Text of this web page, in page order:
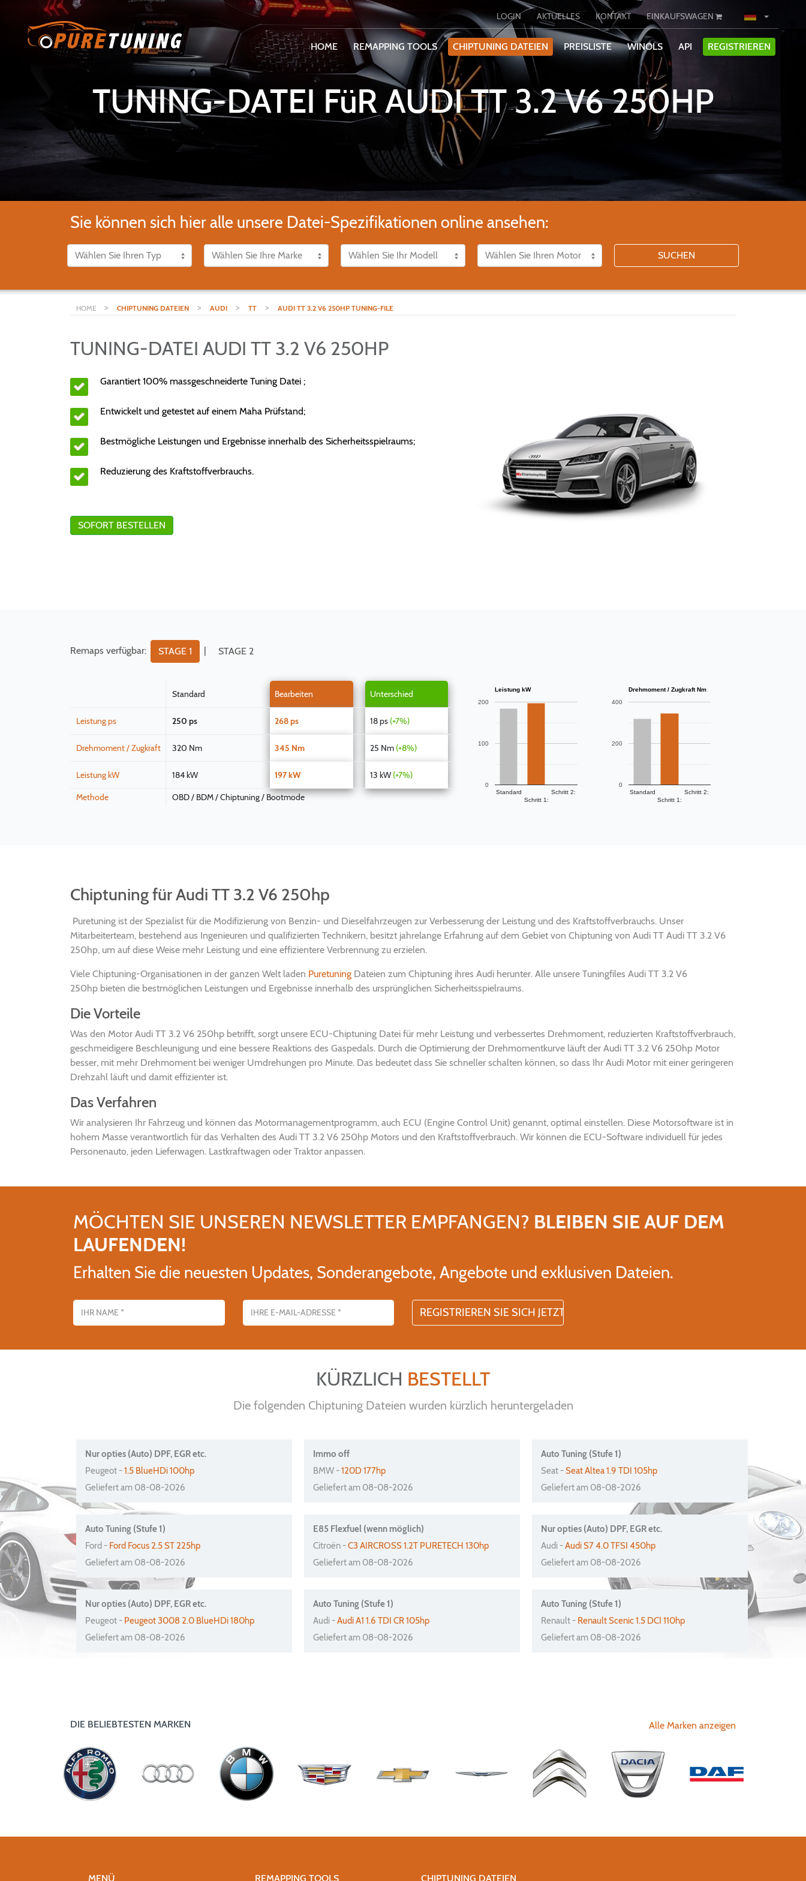
LOGIN AKTUELLES KONTAKT EINKAUFSWAGEN
HOME REMAPPING TOOLS CHIPTUNING DATEIEN PREISLISTE WINOLS API REGISTRIEREN
TUNING-DATEI FüR AUDI TT 3.2 V6 250HP
Sie können sich hier alle unsere Datei-Spezifikationen online ansehen:
SUCHEN
HOME > CHIPTUNING DATEIEN > AUDI > TT > AUDI TT 3.2 V6 250HP TUNING-FILE
TUNING-DATEI AUDI TT 3.2 V6 250HP
Garantiert 100% massgeschneiderte Tuning Datei ;
Entwickelt und getestet auf einem Maha Prüfstand;
Bestmögliche Leistungen und Ergebnisse innerhalb des Sicherheitsspielraums;
Reduzierung des Kraftstoffverbrauchs.
SOFORT BESTELLEN
Remaps verfügbar: STAGE 1 | STAGE 2
Standard Bearbeiten Unterschied
Leistung ps 250 ps 268 ps 18 ps (+7%)
Drehmoment / Zugkraft 320 Nm 345 Nm 25 Nm (+8%)
Leistung kW 184 kW 197 kW 13 kW (+7%)
Methode OBD / BDM / Chiptuning / Bootmode
Leistung kW
Standard
Schritt 1:
Schritt 2:
0
100
200
Drehmoment / Zugkraft Nm
Standard
Schritt 1:
Schritt 2:
0
200
400
Chiptuning für Audi TT 3.2 V6 250hp
Puretuning ist der Spezialist für die Modifizierung von Benzin- und Dieselfahrzeugen zur Verbesserung der Leistung und des Kraftstoffverbrauchs. Unser
Mitarbeiterteam, bestehend aus Ingenieuren und qualifizierten Technikern, besitzt jahrelange Erfahrung auf dem Gebiet von Chiptuning von Audi TT Audi TT 3.2 V6
250hp, um auf diese Weise mehr Leistung und eine effizientere Verbrennung zu erzielen.
Viele Chiptuning-Organisationen in der ganzen Welt laden Puretuning Dateien zum Chiptuning ihres Audi herunter. Alle unsere Tuningfiles Audi TT 3.2 V6
250hp bieten die bestmöglichen Leistungen und Ergebnisse innerhalb des ursprünglichen Sicherheitsspielraums.
Die Vorteile
Was den Motor Audi TT 3.2 V6 250hp betrifft, sorgt unsere ECU-Chiptuning Datei für mehr Leistung und verbessertes Drehmoment, reduzierten Kraftstoffverbrauch,
geschmeidigere Beschleunigung und eine bessere Reaktions des Gaspedals. Durch die Optimierung der Drehmomentkurve läuft der Audi TT 3.2 V6 250hp Motor
besser, mit mehr Drehmoment bei weniger Umdrehungen pro Minute. Das bedeutet dass Sie schneller schalten können, so dass Ihr Audi Motor mit einer geringeren
Drehzahl läuft und damit effizienter ist.
Das Verfahren
Wir analysieren Ihr Fahrzeug und können das Motormanagementprogramm, auch ECU (Engine Control Unit) genannt, optimal einstellen. Diese Motorsoftware ist in
hohem Masse verantwortlich für das Verhalten des Audi TT 3.2 V6 250hp Motors und den Kraftstoffverbrauch. Wir können die ECU-Software individuell für jedes
Personenauto, jeden Lieferwagen. Lastkraftwagen oder Traktor anpassen.
MÖCHTEN SIE UNSEREN NEWSLETTER EMPFANGEN? BLEIBEN SIE AUF DEM
LAUFENDEN!
Erhalten Sie die neuesten Updates, Sonderangebote, Angebote und exklusiven Dateien.
KÜRZLICH BESTELLT
Die folgenden Chiptuning Dateien wurden kürzlich heruntergeladen
Nur opties (Auto) DPF, EGR etc.
Peugeot -1.5 BlueHDi 100hp
Geliefert am 08-08-2026
Immo off
BMW -120D 177hp
Geliefert am 08-08-2026
Auto Tuning (Stufe 1)
Seat -Seat Altea 1.9 TDI 105hp
Geliefert am 08-08-2026
Auto Tuning (Stufe 1)
Ford - Ford Focus 2.5 ST 225hp
Geliefert am 08-08-2026
E85 Flexfuel (wenn möglich)
Citroën -C3 AIRCROSS 1.2T PURETECH 130hp
Geliefert am 08-08-2026
Nur opties (Auto) DPF, EGR etc.
Audi -Audi S7 4.0 TFSI 450hp
Geliefert am 08-08-2026
Nur opties (Auto) DPF, EGR etc.
Peugeot - Peugeot 3008 2.0 BlueHDi 180hp
Geliefert am 08-08-2026
Auto Tuning (Stufe 1)
Audi -Audi A1 1.6 TDI CR 105hp
Geliefert am 08-08-2026
Auto Tuning (Stufe 1)
Renault - Renault Scenic 1.5 DCI 110hp
Geliefert am 08-08-2026
DIE BELIEBTESTEN MARKEN Alle Marken anzeigen
MENÜ REMAPPING TOOLS CHIPTUNING DATEIEN